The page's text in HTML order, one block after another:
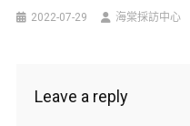
2022-07-29 海棠採訪中心
Leave a reply